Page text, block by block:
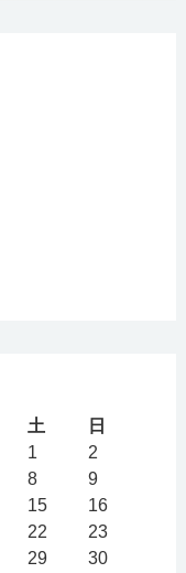
土
日
1
2
8
9
15
16
22
23
29 30